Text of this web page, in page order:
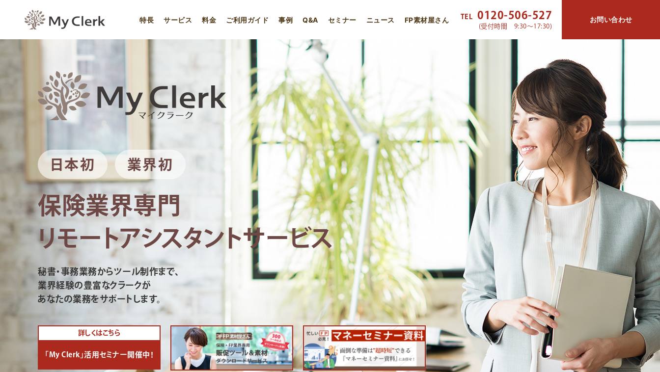
特長 サービス 料金 ご利用ガイド 事例 Q&A セミナー ニュース FP素材屋さん TEL 0120-506-527
(受付時間 9:30～17:30)
お問い合わせ
日本初 業界初
保険業界専門
リモートアシスタントサービス
秘書・事務業務からツール制作まで、
業界経験の豊富なクラークが
あなたの業務をサポートします。
詳しくはこちら
「My Clerk」活用セミナー開催中！